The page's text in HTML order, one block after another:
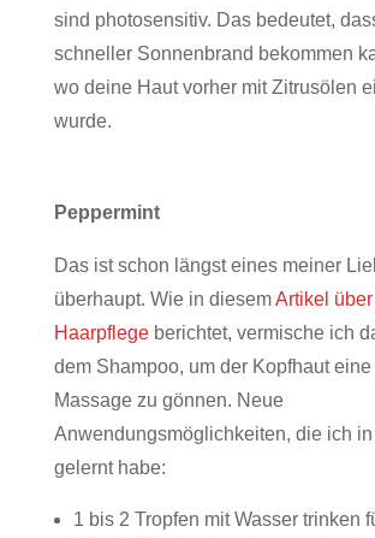
sind photosensitiv. Das bedeutet,
schneller Sonnenbrand bekommen
wo deine Haut vorher mit Zitrusölen
wurde.
Peppermint
Das ist schon längst eines meiner
überhaupt. Wie in diesemArtikel
Haarpflegeberichtet, vermische ich
dem Shampoo, um der Kopfhaut
Massage zu gönnen. Neue
Anwendungsmöglichkeiten, die ich
gelernt habe:
1 bis 2 Tropfen mit Wasser trinken